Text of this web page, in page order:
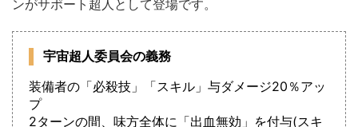
ンがサポート超人として登場です。
宇宙超人委員会の義務
装備者の「必殺技」「スキル」与ダメージ20％アッ
プ
2ターンの間、味方全体に「出血無効」を付与(スキ